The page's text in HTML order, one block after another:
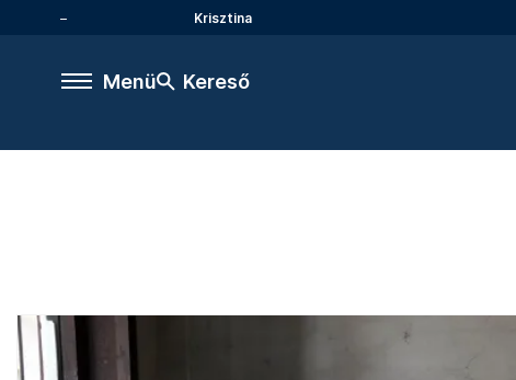
Krisztina
Menü Kereső